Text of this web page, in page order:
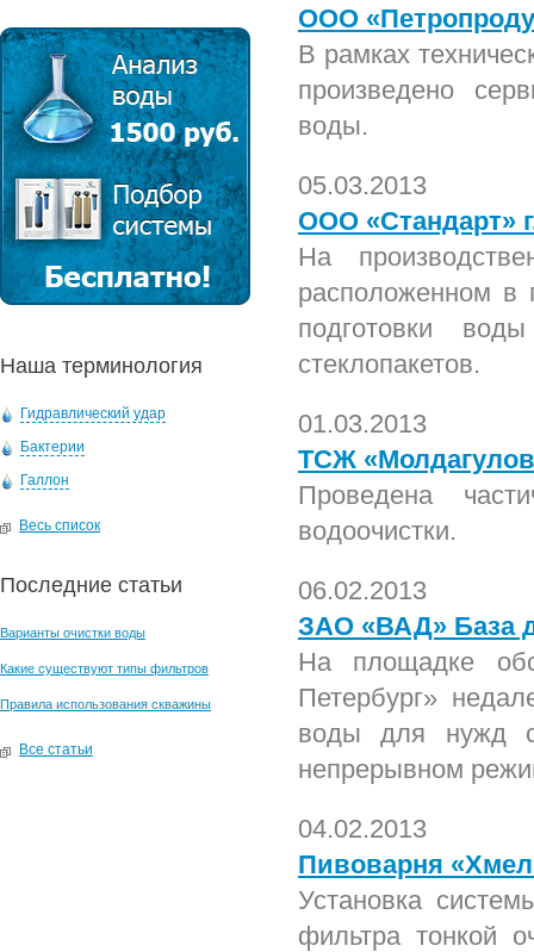
Наша терминология
Гидравлический удар
Бактерии
Галлон
Весь список
Последние статьи
Варианты очистки воды
Какие существуют типы фильтров
Правила использования скважины
Все статьи
ООО
В рамках
произведено
воды.
05.03.2013
ООО «Стандарт»
На
расположенном в
подготовки
стеклопакетов.
01.03.2013
ТСЖ
Проведена
водоочистки.
06.02.2013
ЗАО «ВАД» База
На площадке
Петербург»
воды для нужд
непрерывном
04.02.2013
Пивоварня
Установка
фильтра тонкой